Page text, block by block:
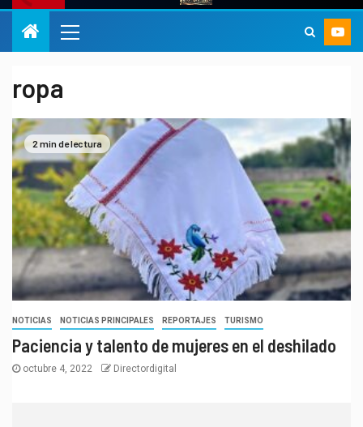
ropa
2 min de lectura
NOTICIAS NOTICIAS PRINCIPALES REPORTAJES TURISMO
Paciencia y talento de mujeres en el deshilado
octubre 4, 2022 Directordigital